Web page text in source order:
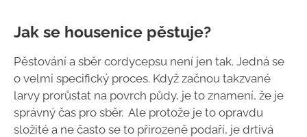
Jak se housenice pěstuje?
Pěstování a sběr cordycepsu není jen tak. Jedná se
o velmi specifický proces. Když začnou takzvané
larvy prorůstat na povrch půdy, je to znamení, že je
správný čas pro sběr. Ale protože je to opravdu
složité a ne často se to přirozeně podaří, je drtivá